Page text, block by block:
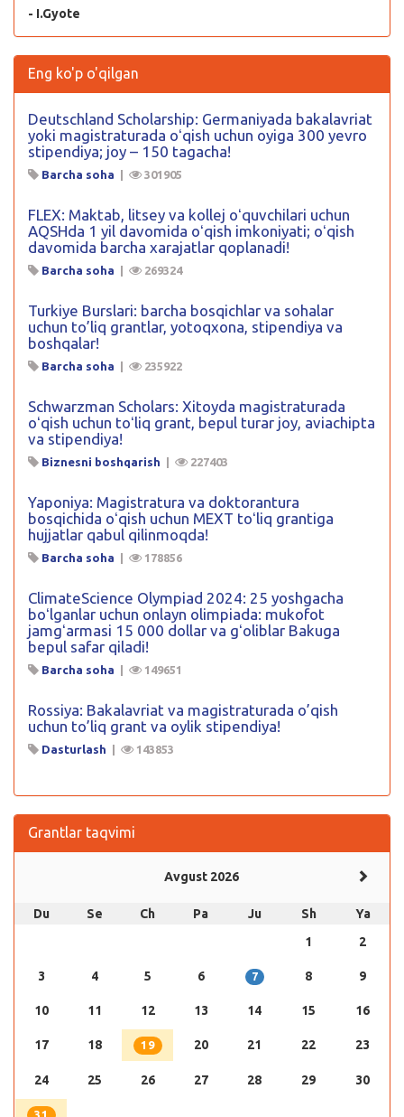
- I.Gyote
Eng ko'p o'qilgan
Deutschland Scholarship: Germaniyada bakalavriat
yoki magistraturada oʻqish uchun oyiga 300 yevro
stipendiya; joy – 150 tagacha!
Barcha soha | 301905
FLEX: Maktab, litsey va kollej oʻquvchilari uchun
AQSHda 1 yil davomida oʻqish imkoniyati; oʻqish
davomida barcha xarajatlar qoplanadi!
Barcha soha | 269324
Turkiye Burslari: barcha bosqichlar va sohalar
uchun to’liq grantlar, yotoqxona, stipendiya va
boshqalar!
Barcha soha | 235922
Schwarzman Scholars: Xitoyda magistraturada
oʻqish uchun toʻliq grant, bepul turar joy, aviachipta
va stipendiya!
Biznesni boshqarish | 227403
Yaponiya: Magistratura va doktorantura
bosqichida oʻqish uchun MEXT toʻliq grantiga
hujjatlar qabul qilinmoqda!
Barcha soha | 178856
ClimateScience Olympiad 2024: 25 yoshgacha
boʻlganlar uchun onlayn olimpiada: mukofot
jamgʻarmasi 15 000 dollar va gʻoliblar Bakuga
bepul safar qiladi!
Barcha soha | 149651
Rossiya: Bakalavriat va magistraturada o’qish
uchun to’liq grant va oylik stipendiya!
Dasturlash | 143853
Grantlar taqvimi
Avgust 2026
Du Se Ch Pa Ju Sh
Ya
1
2
3 4 5 6 7 8 9
10 11 12 13 14 15 16
17 18 19 20 21 22 23
24 25 26 27 28 29 30